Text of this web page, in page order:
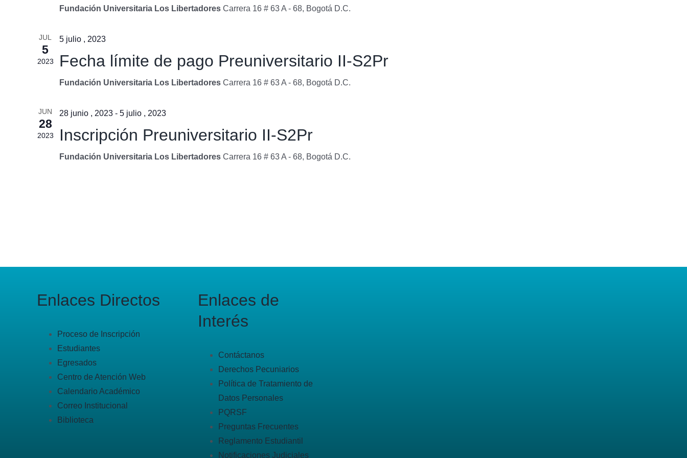
Fundación Universitaria Los Libertadores Carrera 16 # 63 A - 68, Bogotá D.C.
JUL
5
2023
5 julio , 2023
Fecha límite de pago Preuniversitario II-S2Pr
Fundación Universitaria Los Libertadores Carrera 16 # 63 A - 68, Bogotá D.C.
JUN
28
2023
28 junio , 2023- 5 julio , 2023
Inscripción Preuniversitario II-S2Pr
Fundación Universitaria Los Libertadores Carrera 16 # 63 A - 68, Bogotá D.C.
Enlaces Directos
Proceso de Inscripción
Estudiantes
Egresados
Centro de Atención Web
Calendario Académico
Correo Institucional
Biblioteca
Enlaces de
Interés
Contáctanos
Derechos Pecuniarios
Política de Tratamiento de
Datos Personales
PQRSF
Preguntas Frecuentes
Reglamento Estudiantil
Notificaciones Judiciales